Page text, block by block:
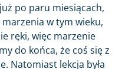
po paru miesiącach,
w tym wieku,
ręki, więc marzenie
do końca, że coś się z
Natomiast lekcja była